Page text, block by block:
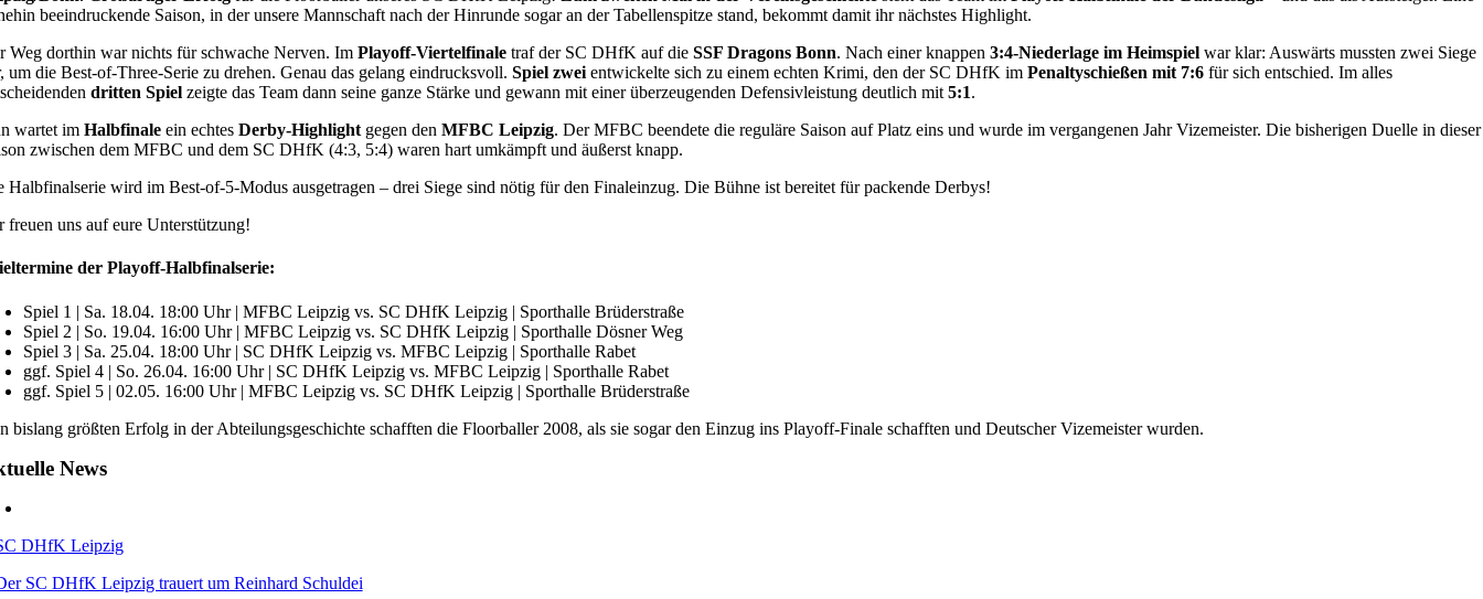
beeindruckende Saison, in der unsere Mannschaft nach der Hinrunde sogar an der Tabellenspitze stand, bekommt damit ihr nächstes Highlight.
Weg dorthin war nichts für schwache Nerven. ImPlayoff-Viertelfinale traf der SC DHfK auf dieSSF Dragons Bonn. Nach einer knappen3:4-Niederlage im Heimspiel war klar: Auswärts mussten zwei Siege
um die Best-of-Three-Serie zu drehen. Genau das gelang eindrucksvoll.Spiel zwei entwickelte sich zu einem echten Krimi, den der SC DHfK imPenaltyschießen mit 7:6 für sich entschied. Im alles
dritten Spiel zeigte das Team dann seine ganze Stärke und gewann mit einer überzeugenden Defensivleistung deutlich mit5:1.
wartet imHalbfinale ein echtesDerby-Highlight gegen denMFBC Leipzig. Der MFBC beendete die reguläre Saison auf Platz eins und wurde im vergangenen Jahr Vizemeister. Die bisherigen Duelle in dieser
zwischen dem MFBC und dem SC DHfK (4:3, 5:4) waren hart umkämpft und äußerst knapp.
Halbfinalserie wird im Best-of-5-Modus ausgetragen – drei Siege sind nötig für den Finaleinzug. Die Bühne ist bereitet für packende Derbys!
freuen uns auf eure Unterstützung!
der Playoff-Halbfinalserie:
Spiel 1 | Sa. 18.04. 18:00 Uhr | MFBC Leipzig vs. SC DHfK Leipzig | Sporthalle Brüderstraße
Spiel 2 | So. 19.04. 16:00 Uhr | MFBC Leipzig vs. SC DHfK Leipzig | Sporthalle Dösner Weg
Spiel 3 | Sa. 25.04. 18:00 Uhr | SC DHfK Leipzig vs. MFBC Leipzig | Sporthalle Rabet
ggf. Spiel 4 | So. 26.04. 16:00 Uhr | SC DHfK Leipzig vs. MFBC Leipzig | Sporthalle Rabet
ggf. Spiel 5 | 02.05. 16:00 Uhr | MFBC Leipzig vs. SC DHfK Leipzig | Sporthalle Brüderstraße
bislang größten Erfolg in der Abteilungsgeschichte schafften die Floorballer 2008, als sie sogar den Einzug ins Playoff-Finale schafften und Deutscher Vizemeister wurden.
News
DHfK Leipzig
SC DHfK Leipzig trauert um Reinhard Schuldei